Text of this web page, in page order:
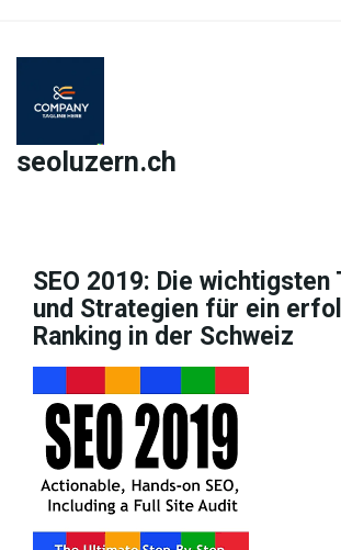
content
seoluzern.ch
SEO 2019: Die wichtigsten
und Strategien für ein
Ranking in der Schweiz